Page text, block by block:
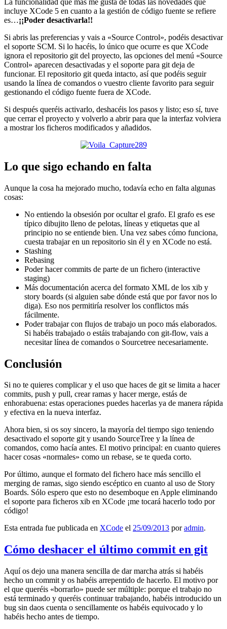
incluye XCode 5 en cuanto a la gestión de código fuente se refiere
es…¡¡Poder desactivarla!!
Si abris las preferencias y vais a «Source Control», podéis desactivar
el soporte SCM. Si lo hacéis, lo único que ocurre es que XCode
ignora el repositorio git del proyecto, las opciones del menú «Source
Control» aparecen desactivadas y el soporte para git deja de
funcionar. El repositorio git queda intacto, así que podéis seguir
usando la línea de comandos o vuestro cliente favorito para seguir
gestionando el código fuente fuera de XCode.
Si después queréis activarlo, deshacéis los pasos y listo; eso sí, tuve
que cerrar el proyecto y volverlo a abrir para que la interfaz volviera
a mostrar los ficheros modificados y añadidos.
Lo que sigo echando en falta
Aunque la cosa ha mejorado mucho, todavía echo en falta algunas
cosas:
No entiendo la obsesión por ocultar el grafo. El grafo es ese
típico dibujito lleno de pelotas, líneas y etiquetas que al
principio no se entiende bien. Una vez sabes cómo funciona,
cuesta trabajar en un repositorio sin él y en XCode no está.
Stashing
Rebasing
Poder hacer commits de parte de un fichero (interactive
staging)
Más documentación acerca del formato XML de los xib y
story boards (si alguien sabe dónde está que por favor nos lo
diga). Eso nos permitiría resolver los conflictos más
fácilmente.
Poder trabajar con flujos de trabajo un poco más elaborados.
Si habéis trabajado o estáis trabajando con git-flow, vais a
necesitar línea de comandos o Sourcetree necesariamente.
Conclusión
Si no te quieres complicar y el uso que haces de git se limita a hacer
commits, push y pull, crear ramas y hacer merge, estás de
enhorabuena: estas operaciones puedes hacerlas ya de manera rápida
y efectiva en la nueva interfaz.
Ahora bien, si os soy sincero, la mayoría del tiempo sigo teniendo
desactivado el soporte git y usando SourceTree y la línea de
comandos, como hacía antes. El motivo principal: en cuanto quieres
hacer cosas «normales» como un rebase, se te queda corto.
Por último, aunque el formato del fichero hace más sencillo el
merging de ramas, sigo siendo escéptico en cuanto al uso de Story
Boards. Sólo espero que esto no desemboque en Apple eliminando
el soporte para ficheros xib en XCode ¡me tocará hacerlo todo por
código!
Esta entrada fue publicada en XCode el 25/09/2013 poradmin.
Cómo deshacer el último commit en git
Aquí os dejo una manera sencilla de dar marcha atrás si habéis
hecho un commit y os habéis arrepentido de hacerlo. El motivo por
el que queréis «borrarlo» puede ser múltiple: porque el trabajo no
está terminado y queréis continuar trabajando, habéis introducido un
bug sin daos cuenta o sencillamente os habéis equivocado y lo
habéis hecho antes de tiempo.